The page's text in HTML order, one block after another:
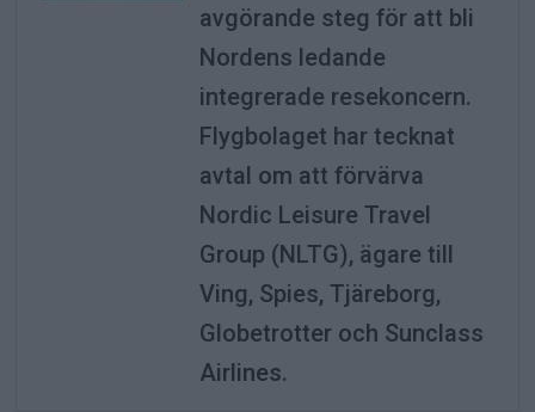
avgörande steg för att bli
Nordens ledande
integrerade resekoncern.
Flygbolaget har tecknat
avtal om att förvärva
Nordic Leisure Travel
Group (NLTG), ägare till
Ving, Spies, Tjäreborg,
Globetrotter och Sunclass
Airlines.